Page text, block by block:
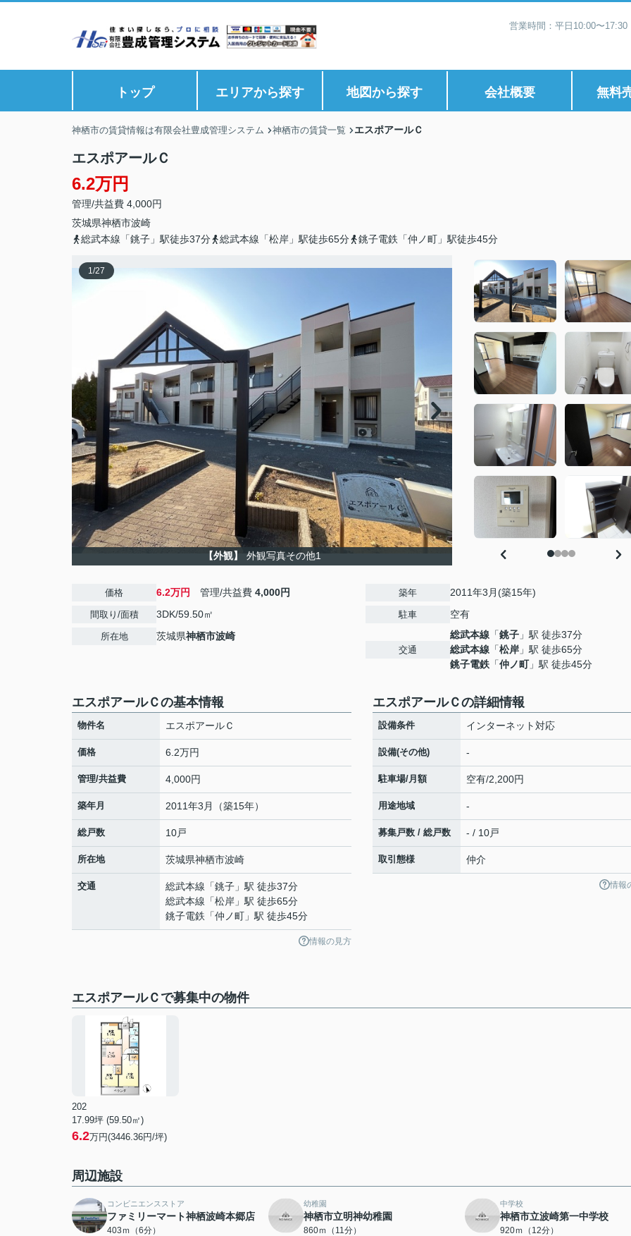
営業時間：平日10:00〜
トップ エリアから探す 地図から探す 会社概要 無料
神栖市の賃貸情報は有限会社豊成管理システム 神栖市の賃貸一覧 エスポアールＣ
エスポアールＣ
6.2万円
管理/共益費 4,000円
茨城県神栖市波崎
総武本線「銚子」駅徒歩37分
総武本線「松岸」駅徒歩65分 銚子電鉄「仲ノ町」駅徒歩45分
1/27
【外観】 外観写真その他1
価格 6.2万円 管理/共益費 4,000円
間取り/面積 3DK/59.50㎡
所在地 茨城県神栖市波崎
築年 2011年3月(築15年)
駐車 空有
交通
総武本線 「銚子 」駅 徒歩37分
総武本線 「松岸 」駅 徒歩65分
銚子電鉄 「仲ノ町」駅 徒歩45分
エスポアールＣの基本情報
物件名 エスポアールＣ
価格 6.2万円
管理/共益費 4,000円
築年月 2011年3月（築15年）
総戸数 10戸
所在地 茨城県神栖市波崎
交通 総武本線 「銚子 」駅 徒歩37分
総武本線 「松岸 」駅 徒歩65分
銚子電鉄 「仲ノ町 」駅 徒歩45分
情報の見方
エスポアールＣの詳細情報
設備条件 インターネット対応
設備(その他) -
駐車場/月額 空有/2,200円
用途地域 -
募集戸数 / 総戸数 - / 10戸
取引態様 仲介
情報
エスポアールＣで募集中の物件
202
17.99坪 (59.50㎡)
6.2万円(3446.36円/坪)
周辺施設
コンビニエンスストア
ファミリーマート神栖波崎本郷店
403ｍ（6分）
幼稚園
神栖市立明神幼稚園
860ｍ（11分）
中学校
神栖市立波崎第一中学校
920ｍ（12分）